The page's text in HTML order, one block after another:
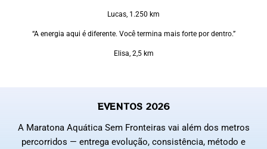
Lucas, 1.250 km
“A energia aqui é diferente. Você termina mais forte por dentro.”
Elisa, 2,5 km
EVENTOS 2026
A Maratona Aquática Sem Fronteiras vai além dos metros
percorridos — entrega evolução, consistência, método e